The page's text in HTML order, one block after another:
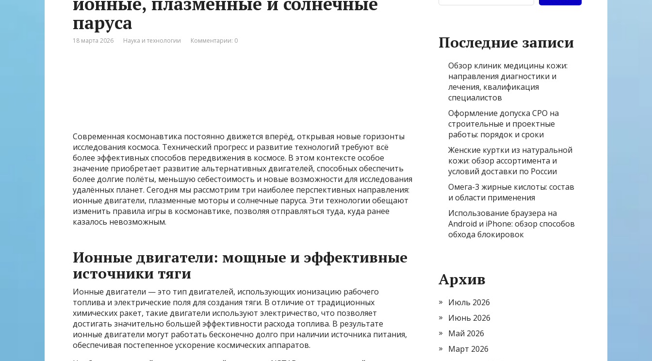
паруса
18 марта 2026 Наука и технологии Комментарии: 0
Современная космонавтика постоянно движется вперёд, открывая новые горизонты
исследования космоса. Технический прогресс и развитие технологий требуют всё
более эффективных способов передвижения в космосе. В этом контексте особое
значение приобретает развитие альтернативных двигателей, способных обеспечить
более долгие полёты, меньшую себестоимость и новые возможности для исследования
удалённых планет. Сегодня мы рассмотрим три наиболее перспективных направления:
ионные двигатели, плазменные моторы и солнечные паруса. Эти технологии обещают
изменить правила игры в космонавтике, позволяя отправляться туда, куда ранее
казалось невозможным.
Ионные двигатели: мощные и эффективные
источники тяги
Ионные двигатели — это тип двигателей, использующих ионизацию рабочего
топлива и электрические поля для создания тяги. В отличие от традиционных
химических ракет, такие двигатели используют электричество, что позволяет
достигать значительно большей эффективности расхода топлива. В результате
ионные двигатели могут работать бесконечно долго при наличии источника питания,
обеспечивая постепенное ускорение космических аппаратов.
Последние записи
Обзор клиник медицины кожи:
направления диагностики и
лечения, квалификация
специалистов
Оформление допуска СРО на
строительные и проектные
работы: порядок и сроки
Женские куртки из натуральной
кожи: обзор ассортимента и
условий доставки по России
Омега-3 жирные кислоты: состав
и области применения
Использование браузера на
Android и iPhone: обзор способов
обхода блокировок
Архив
Июль 2026
Июнь 2026
Май 2026
Март 2026